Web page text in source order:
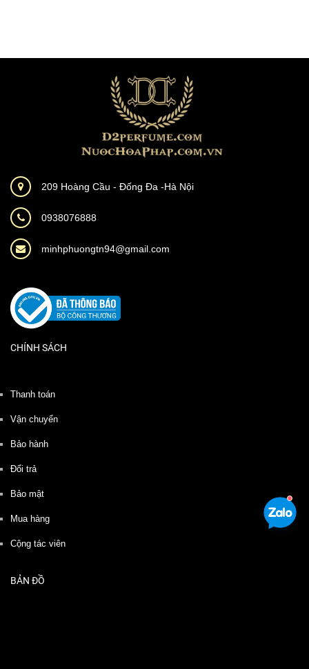
209 Hoàng Cầu - Đống Đa -Hà Nội
0938076888
minhphuongtn94@gmail.com
CHÍNH SÁCH
Thanh toán
Vận chuyển
Bảo hành
Đổi trả
Bảo mật
Mua hàng
Cộng tác viên
BẢN ĐỒ